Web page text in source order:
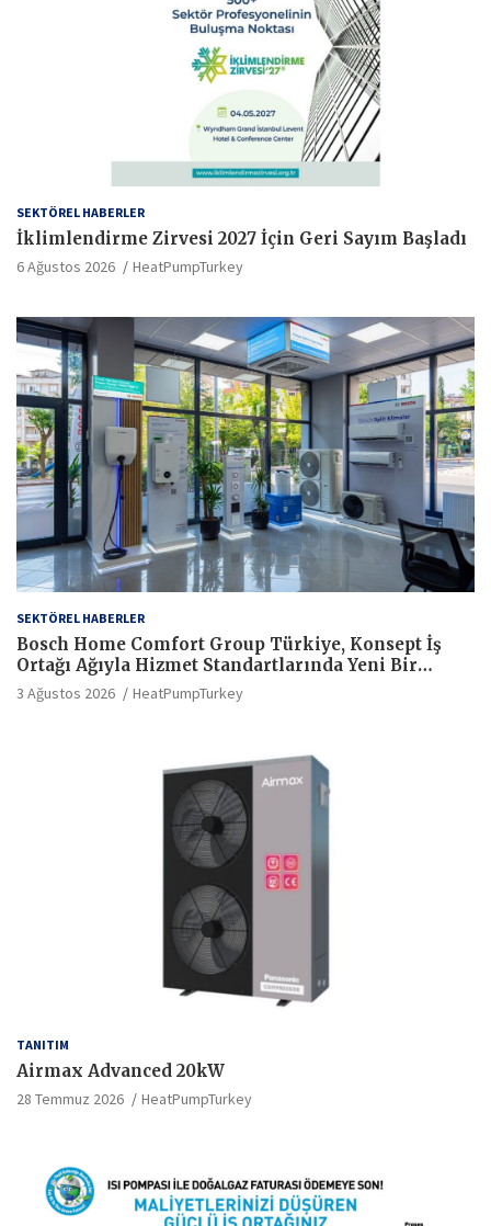
SEKTÖREL HABERLER
İklimlendirme Zirvesi 2027 İçin Geri Sayım Başladı
6 Ağustos 2026 HeatPumpTurkey
SEKTÖREL HABERLER
Bosch Home Comfort Group Türkiye, Konsept İş
Ortağı Ağıyla Hizmet Standartlarında Yeni Bir
Dönem Başlatıyor
3 Ağustos 2026 HeatPumpTurkey
TANITIM
Airmax Advanced 20kW
28 Temmuz 2026 HeatPumpTurkey